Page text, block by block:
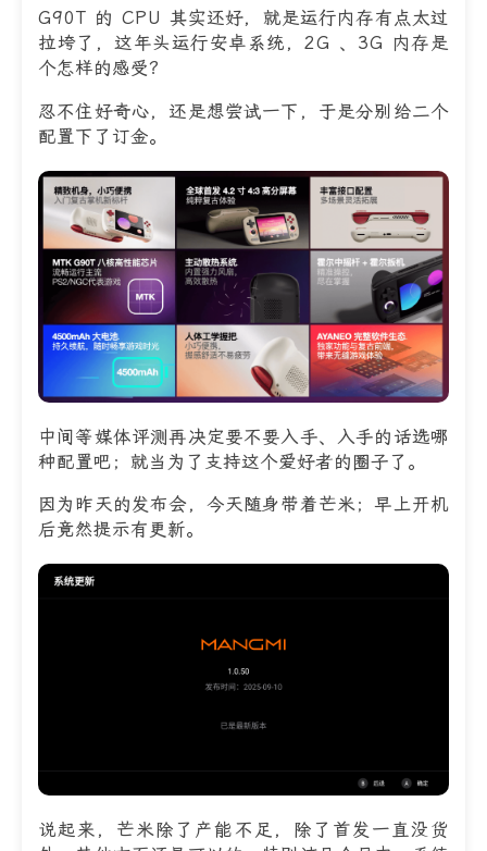
G90T 的 CPU 其实还好，就是运行内存有点太过
拉垮了，这年头运行安卓系统，2G 、3G 内存是
个怎样的感受？
忍不住好奇心，还是想尝试一下，于是分别给二个
配置下了订金。
中间等媒体评测再决定要不要入手、入手的话选哪
种配置吧；就当为了支持这个爱好者的圈子了。
因为昨天的发布会，今天随身带着芒米；早上开机
后竟然提示有更新。
说起来，芒米除了产能不足，除了首发一直没货